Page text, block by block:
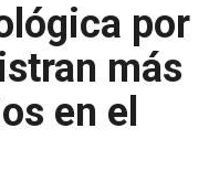
por
más
en el